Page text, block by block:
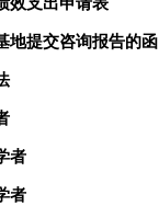
地提交咨询报告的函
者
者